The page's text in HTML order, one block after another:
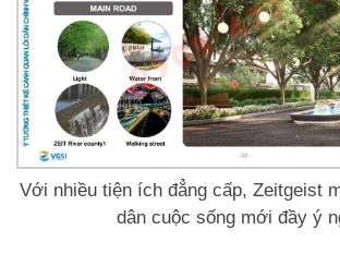
Với nhiều tiện ích đẳng cấp, Zeitgeist
dân cuộc sống mới đầy ý